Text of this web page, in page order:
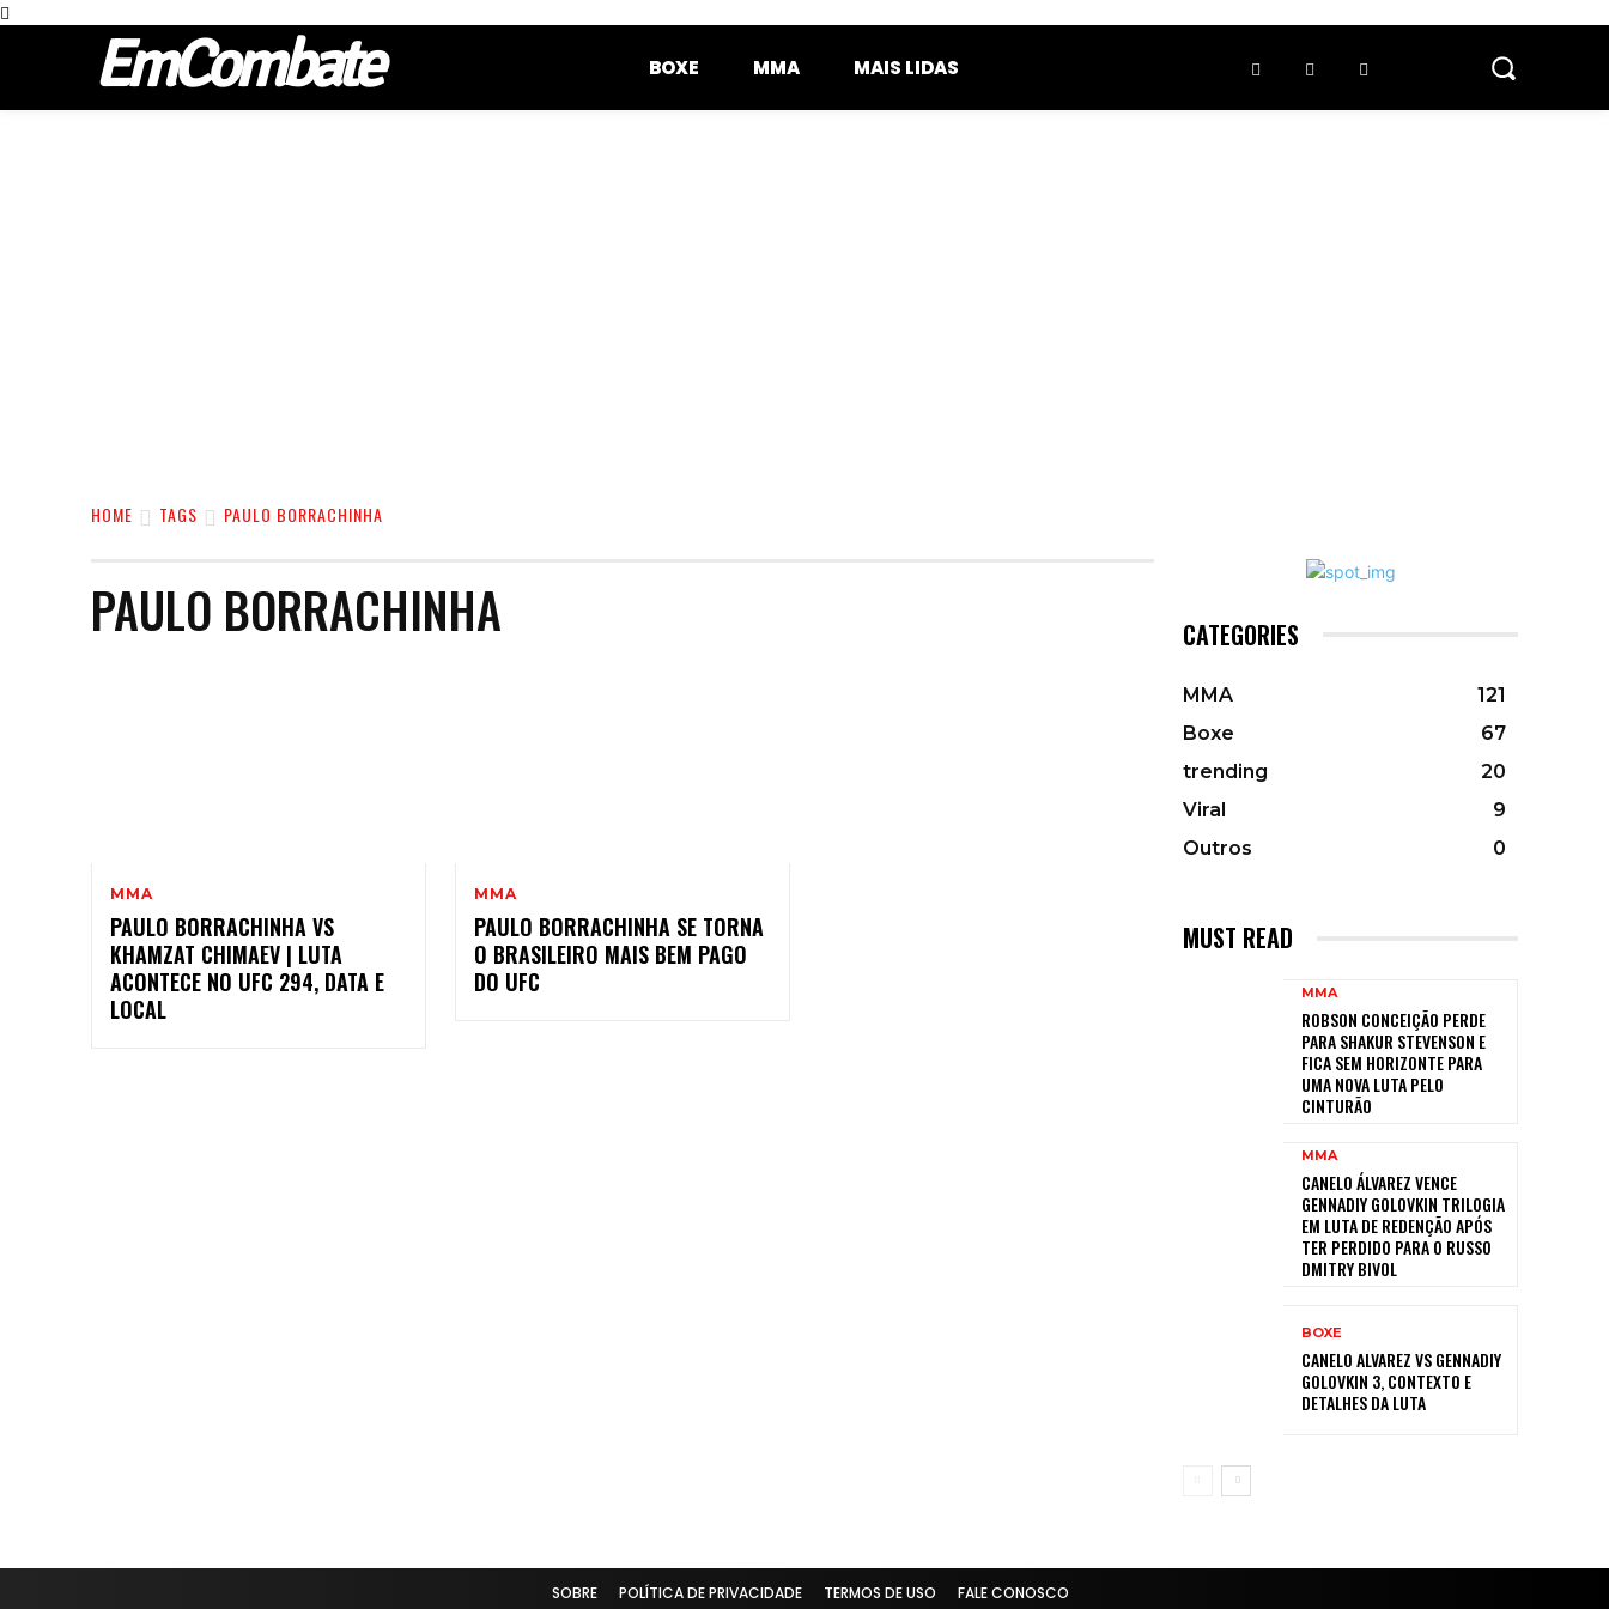
EmCombate BOXE MMA MAIS LIDAS
HOME TAGS PAULO BORRACHINHA
PAULO BORRACHINHA
MMA
PAULO BORRACHINHA VS
KHAMZAT CHIMAEV | LUTA
ACONTECE NO UFC 294, DATA E
LOCAL
MMA
PAULO BORRACHINHA SE TORNA
O BRASILEIRO MAIS BEM PAGO
DO UFC
CATEGORIES
MMA
121
Boxe
67
trending
20
Viral
9
Outros
0
MUST READ
MMA
ROBSON CONCEIÇÃO PERDE
PARA SHAKUR STEVENSON E
FICA SEM HORIZONTE PARA
UMA NOVA LUTA PELO
CINTURÃO
MMA
CANELO ÁLVAREZ VENCE
GENNADIY GOLOVKIN TRILOGIA
EM LUTA DE REDENÇÃO APÓS
TER PERDIDO PARA O RUSSO
DMITRY BIVOL
BOXE
CANELO ALVAREZ VS GENNADIY
GOLOVKIN 3, CONTEXTO E
DETALHES DA LUTA
SOBRE POLÍTICA DE PRIVACIDADE TERMOS DE USO FALE CONOSCO